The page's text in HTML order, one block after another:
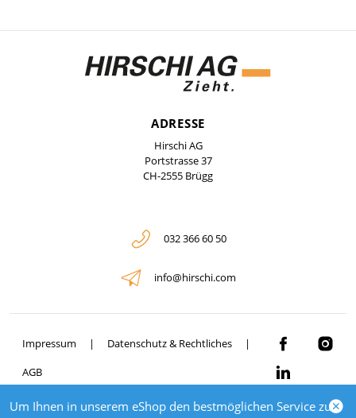
Um Ihnen in unserem eShop den bestmöglichen Service zu
ADRESSE
Hirschi AG
Portstrasse 37
CH-2555 Brügg
032 366 60 50
info@hirschi.com
Impressum
Datenschutz & Rechtliches
AGB